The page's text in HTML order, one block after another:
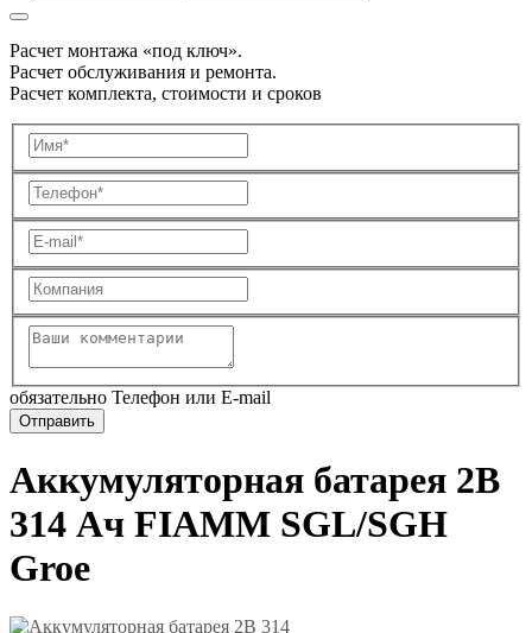
Расчет монтажа «под ключ».
Расчет обслуживания и ремонта.
Расчет комплекта, стоимости и сроков
обязательно Телефон или E-mail
Аккумуляторная батарея 2В
314 Ач FIAMM SGL/SGH
Groe